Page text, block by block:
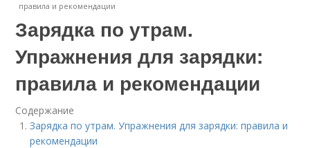
правила и рекомендации
Зарядка по утрам.
Упражнения для зарядки:
правила и рекомендации
Содержание
Зарядка по утрам. Упражнения для зарядки: правила и
рекомендации